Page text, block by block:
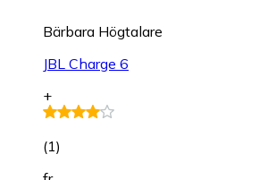
Bärbara Högtalare
JBL Charge 6
+
(1)